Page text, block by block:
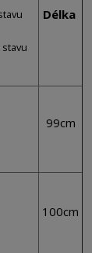
stavu
Délka
99cm
100cm